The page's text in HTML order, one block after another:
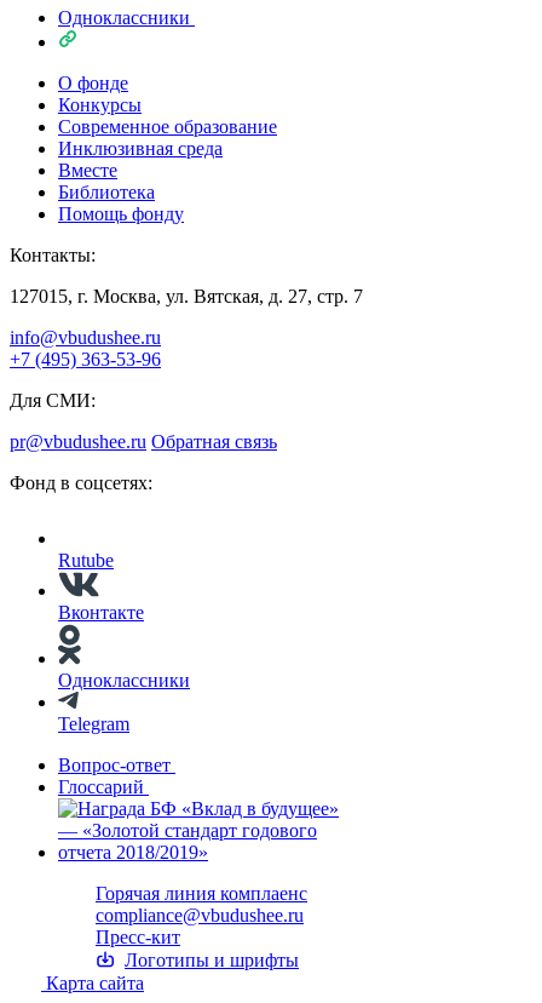
Одноклассники
О фонде
Конкурсы
Современное образование
Инклюзивная среда
Вместе
Библиотека
Помощь фонду
Контакты:
127015, г. Москва, ул. Вятская, д. 27, стр. 7
info@vbudushee.ru
+7 (495) 363-53-96
Для СМИ:
pr@vbudushee.ru Обратная связь
Фонд в соцсетях:
Rutube
Вконтакте
Одноклассники
Telegram
Вопрос-ответ
Глоссарий
Горячая линия комплаенс
compliance@vbudushee.ru
Пресс-кит
Логотипы и шрифты
Карта сайта